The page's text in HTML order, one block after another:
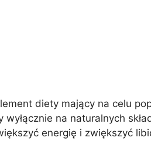
diety mający na celu
na naturalnych
energię i zwiększyć